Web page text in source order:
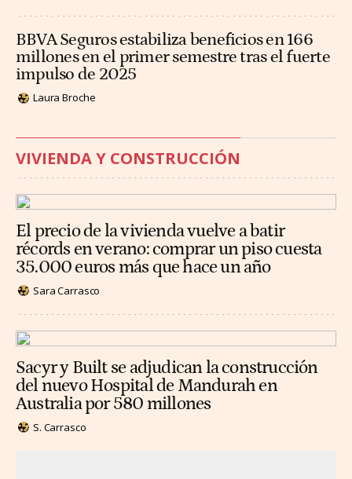
BBVA Seguros estabiliza beneficios en 166
millones en el primer semestre tras el fuerte
impulso de 2025
Laura Broche
VIVIENDA Y CONSTRUCCIÓN
El precio de la vivienda vuelve a batir
récords en verano: comprar un piso cuesta
35.000 euros más que hace un año
Sara Carrasco
Sacyr y Built se adjudican la construcción
del nuevo Hospital de Mandurah en
Australia por 580 millones
S. Carrasco